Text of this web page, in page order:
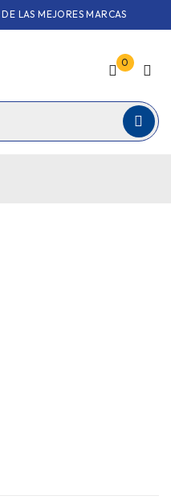
DE LAS MEJORES MARCAS
0